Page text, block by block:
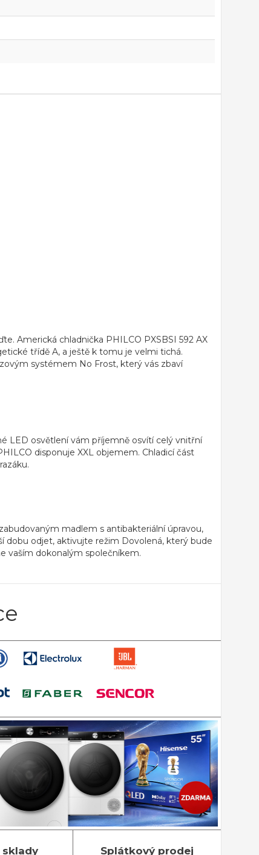
Americká chladnička PHILCO PXSBSI 592 AX
třídě A, a ještě k tomu je velmi tichá.
systémem No Frost, který vás zbaví
LED osvětlení vám příjemně osvítí celý vnitřní
disponuje XXL objemem. Chladicí část
madlem s antibakteriální úpravou,
dobu odjet, aktivujte režim Dovolená, který bude
vaším dokonalým společníkem.
Splátkový prodej